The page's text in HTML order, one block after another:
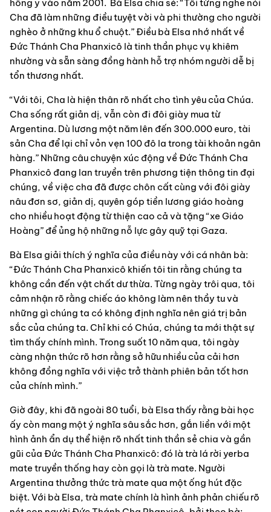
hồng y vào năm 2001.  Bà Elsa chia sẻ: “Tôi từng nghe nói
Cha đã làm những điều tuyệt vời và phi thường cho người
nghèo ở những khu ổ chuột.” Điều bà Elsa nhớ nhất về
Đức Thánh Cha Phanxicô là tinh thần phục vụ khiêm
nhường và sẵn sàng đồng hành hỗ trợ nhóm người dễ bị
tổn thương nhất.
“Với tôi, Cha là hiện thân rõ nhất cho tình yêu của Chúa.
Cha sống rất giản dị, vẫn còn đi đôi giày mua từ
Argentina. Dù lương một năm lên đến 300.000 euro, tài
sản Cha để lại chỉ vỏn vẹn 100 đô la trong tài khoản ngân
hàng.” Những câu chuyện xúc động về Đức Thánh Cha
Phanxicô đang lan truyền trên phương tiện thông tin đại
chúng, về việc cha đã được chôn cất cùng với đôi giày
nâu đơn sơ, giản dị, quyên góp tiền lương giáo hoàng
cho nhiều hoạt động từ thiện cao cả và tặng “xe Giáo
Hoàng” để ủng hộ những nỗ lực gây quỹ tại Gaza.
Bà Elsa giải thích ý nghĩa của điều này với cá nhân bà:
“Đức Thánh Cha Phanxicô khiến tôi tin rằng chúng ta
không cần đến vật chất dư thừa. Từng ngày trôi qua, tôi
cảm nhận rõ rằng chiếc áo không làm nên thầy tu và
những gì chúng ta có không định nghĩa nên giá trị bản
sắc của chúng ta. Chỉ khi có Chúa, chúng ta mới thật sự
tìm thấy chính mình. Trong suốt 10 năm qua, tôi ngày
càng nhận thức rõ hơn rằng sở hữu nhiều của cải hơn
không đồng nghĩa với việc trở thành phiên bản tốt hơn
của chính mình.”
Giờ đây, khi đã ngoài 80 tuổi, bà Elsa thấy rằng bài học
ấy còn mang một ý nghĩa sâu sắc hơn, gắn liền với một
hình ảnh ẩn dụ thể hiện rõ nhất tinh thần sẻ chia và gần
gũi của Đức Thánh Cha Phanxicô: đó là trà lá rời yerba
mate truyền thống hay còn gọi là trà mate. Người
Argentina thưởng thức trà mate qua một ống hút đặc
biệt. Với bà Elsa, trà mate chính là hình ảnh phản chiếu rõ